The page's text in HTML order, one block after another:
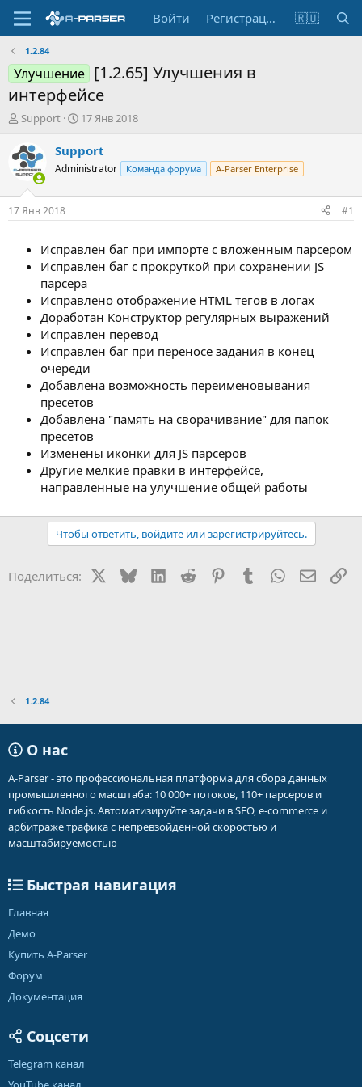
Войти Регистрация 🇷🇺
1.2.84
Улучшение [1.2.65] Улучшения в
интерфейсе
А
т
о
р
т
е
м
Support
Д
т
а
н
а
а
17 Янв 2018
Support
Administrator Команда форума A-Parser Enterprise
17 Янв 2018 #1
Исправлен баг при импорте с вложенным парсером
Исправлен баг с прокруткой при сохранении JS
парсера
Исправлено отображение HTML тегов в логах
Доработан Конструктор регулярных выражений
Исправлен перевод
Исправлен баг при переносе задания в конец
очереди
Добавлена возможность переименовывания
пресетов
Добавлена "память на сворачивание" для папок
пресетов
Изменены иконки для JS парсеров
Другие мелкие правки в интерфейсе,
направленные на улучшение общей работы
Чтобы ответить, войдите или зарегистрируйтесь.
Поделиться: BlueskyLinkedIn
Reddit PinterestTumblr WhatsApp
1.2.84
О нас
A-Parser - это профессиональная платформа для сбора данных
промышленного масштаба: 10 000+ потоков, 110+ парсеров и
гибкость Node.js. Автоматизируйте задачи в SEO, e-commerce и
арбитраже трафика с непревзойденной скоростью и
масштабируемостью
Быстрая навигация
Главная
Демо
Купить A-Parser
Форум
Документация
Соцсети
Telegram канал